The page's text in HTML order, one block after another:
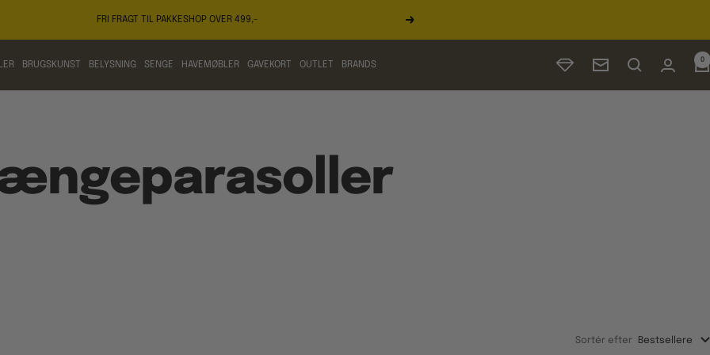
FRI FRAGT TIL PAKKESHOP OVER 499,- Næste
BRUGSKUNST BELYSNING SENGE HAVEMØBLER GAVEKORT OUTLET BRANDS Nyhedsbrev
0
Sortér efter Bestsellere